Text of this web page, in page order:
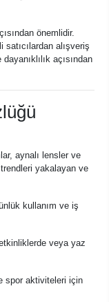
önemlidir.
alışveriş
açısından
aynalı lensler ve
yakalayan ve
kullanım ve iş
veya yaz
spor aktiviteleri için